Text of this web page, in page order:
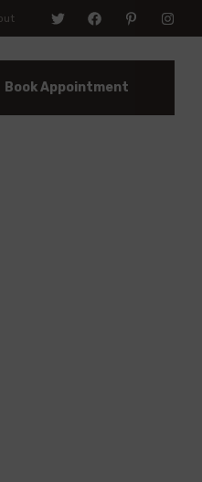
Book Appointment